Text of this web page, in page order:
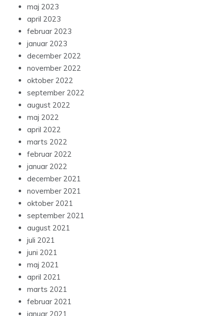
maj 2023
april 2023
februar 2023
januar 2023
december 2022
november 2022
oktober 2022
september 2022
august 2022
maj 2022
april 2022
marts 2022
februar 2022
januar 2022
december 2021
november 2021
oktober 2021
september 2021
august 2021
juli 2021
juni 2021
maj 2021
april 2021
marts 2021
februar 2021
januar 2021